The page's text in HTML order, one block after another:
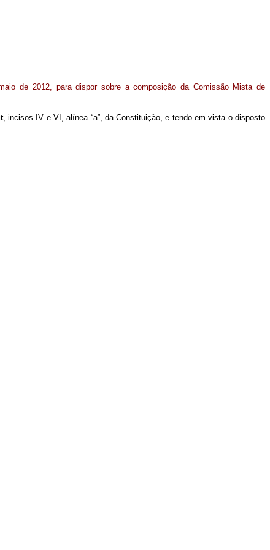
de 2012, para dispor sobre a composição da Comissão Mista de
, incisos IV e VI, alínea “a”, da Constituição, e tendo em vista o disposto